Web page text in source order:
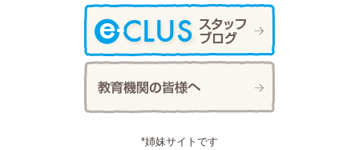
*姉妹サイトです